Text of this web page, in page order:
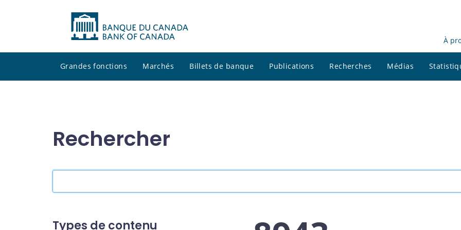
À
Grandes fonctions Marchés Billets de banque Publications Recherches Médias
Rechercher
site
Types de contenu